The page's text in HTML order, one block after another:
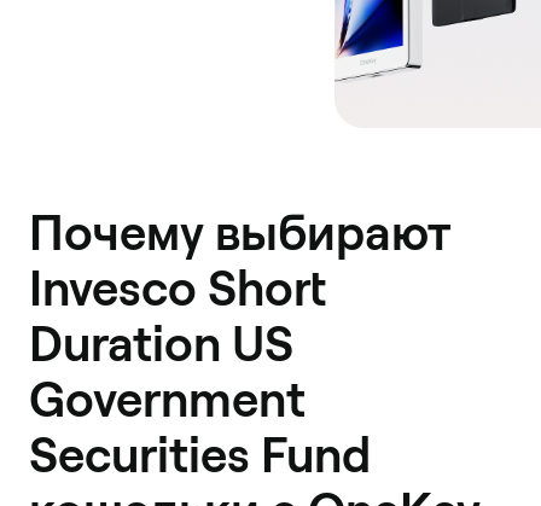
Почему выбирают
Invesco Short
Duration US
Government
Securities Fund